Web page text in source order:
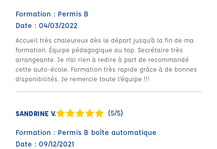
Formation : Permis B
Date : 04/03/2022
Accueil très chaleureux dès le départ jusqu’à la fin de ma
formation. Équipe pédagogique au top. Secrétaire très
arrangeante. Je n’ai rien à redire à part de recommandé
cette auto-école. Formation très rapide grâce à de bonnes
disponibilités. Je remercie toute l’équipe !!!
SANDRINE V. (5/5)
Formation : Permis B boîte automatique
Date : 09/12/2021